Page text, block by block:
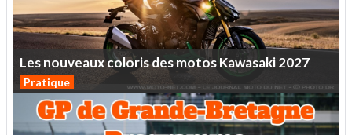
LesnouveauxcolorisdesmotosKawasaki2027
Pratique